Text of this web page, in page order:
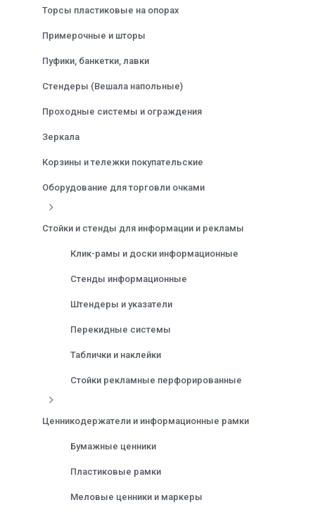
Торсы пластиковые на опорах
Примерочные и шторы
Пуфики, банкетки, лавки
Стендеры (Вешала напольные)
Проходные системы и ограждения
Зеркала
Корзины и тележки покупательские
Оборудование для торговли очками
Стойки и стенды для информации и рекламы
Клик-рамы и доски информационные
Стенды информационные
Штендеры и указатели
Перекидные системы
Таблички и наклейки
Стойки рекламные перфорированные
Ценникодержатели и информационные рамки
Бумажные ценники
Пластиковые рамки
Меловые ценники и маркеры